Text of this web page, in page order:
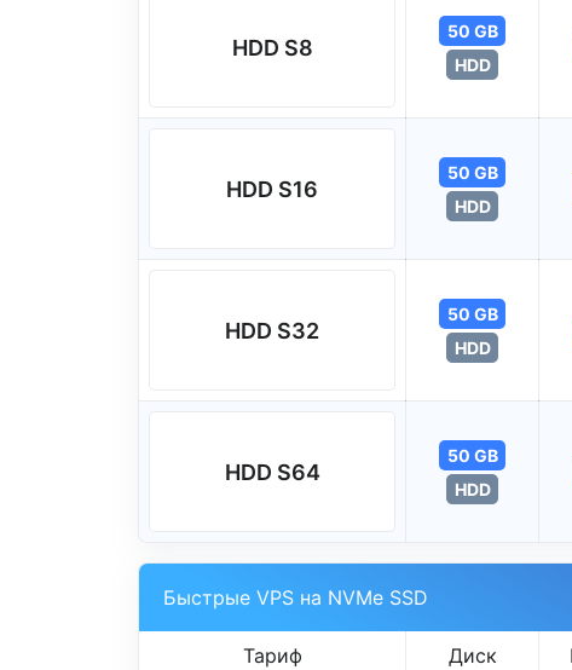
HDD S8
50 GB
HDD
HDD S16
50 GB
HDD
HDD S32
50 GB
HDD
HDD S64
50 GB
HDD
Быстрые VPS на NVMe SSD
Тариф Диск